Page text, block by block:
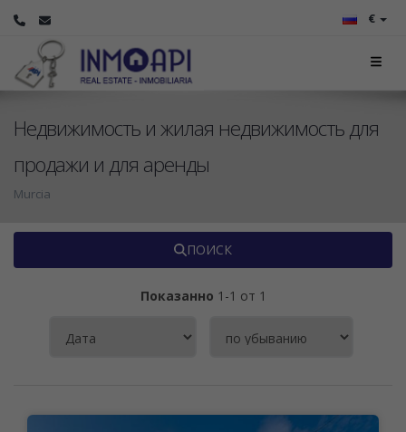
€
Недвижимость и жилая недвижимость для
продажи и для аренды
Murcia
ПОИСК
Показанно 1-1 от 1